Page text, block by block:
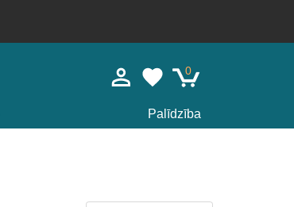
0
Palīdzība